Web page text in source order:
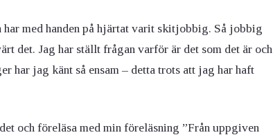
med handen på hjärtat varit skitjobbig. Så jobbig
det. Jag har ställt frågan varför är det som det är och
har jag känt så ensam – detta trots att jag har haft
och föreläsa med min föreläsning ”Från uppgiven